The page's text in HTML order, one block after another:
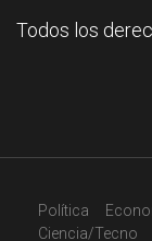
Todos los
Política
Ciencia/Tecno